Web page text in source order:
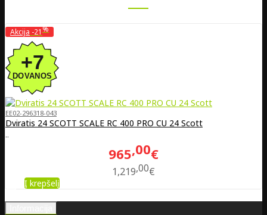
Akcija -21%
EE02-296318-043
Dviratis 24 SCOTT SCALE RC 400 PRO CU 24 Scott
..
965 00€
1,219 00€
Į krepšelį